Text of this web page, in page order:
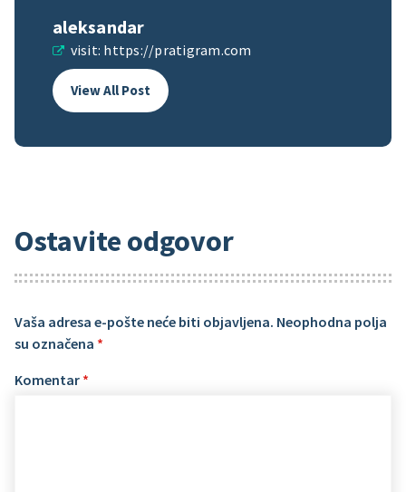
aleksandar
visit: https://pratigram.com
View All Post
Ostavite odgovor
Vaša adresa e-pošte neće biti objavljena. Neophodna polja
su označena *
Komentar *